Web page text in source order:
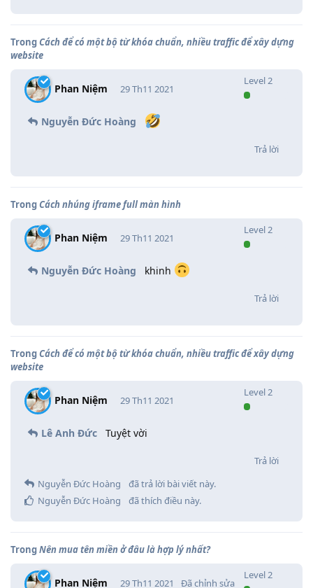
TrongCách để có một bộ từ khóa chuẩn, nhiều traffic để xây dựng
website
Phan Niệm
Level2
29 Th11 2021
Nguyễn Đức Hoàng
Trả lời
TrongCách nhúng iframe full màn hình
Phan Niệm
Level2
29 Th11 2021
Nguyễn Đức Hoàng khinh
Trả lời
TrongCách để có một bộ từ khóa chuẩn, nhiều traffic để xây dựng
website
Phan Niệm
Level2
29 Th11 2021
Lê Anh Đức Tuyệt vời
Trả lời
Nguyễn Đức Hoàng
đã trả lời bài viết này.
Nguyễn Đức Hoàng
đã thích điều này.
TrongNên mua tên miền ở đâu là hợp lý nhất?
Phan Niệm
Level2
29 Th11 2021 Đã chỉnh sửa